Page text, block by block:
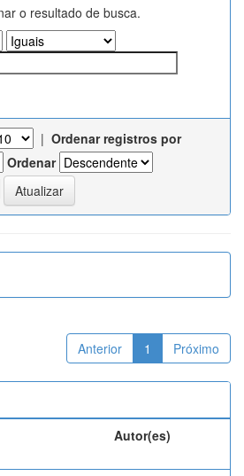
o resultado de busca.
| Ordenar registros por
Ordenar
Anterior 1 Próximo
Autor(es)